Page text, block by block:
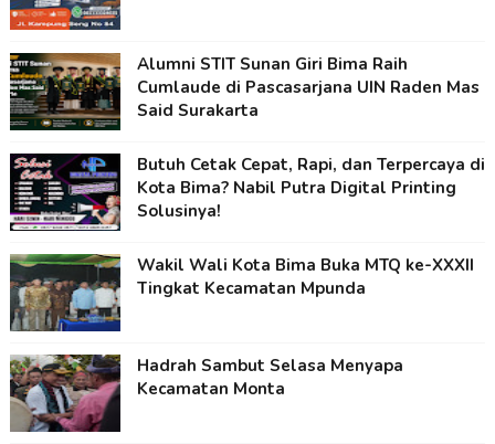
Alumni STIT Sunan Giri Bima Raih
Cumlaude di Pascasarjana UIN Raden Mas
Said Surakarta
Butuh Cetak Cepat, Rapi, dan Terpercaya di
Kota Bima? Nabil Putra Digital Printing
Solusinya!
Wakil Wali Kota Bima Buka MTQ ke-XXXII
Tingkat Kecamatan Mpunda
Hadrah Sambut Selasa Menyapa
Kecamatan Monta